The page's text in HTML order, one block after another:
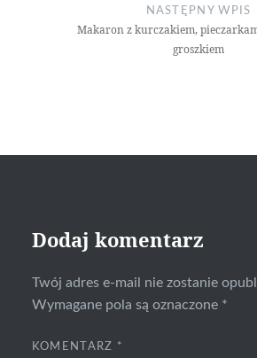
NASTĘPNY WPIS
Makaron z kurczakiem,
groszkiem
Dodaj komentarz
Twój adres e-mail nie zostanie
Wymagane pola są oznaczone *
KOMENTARZ *